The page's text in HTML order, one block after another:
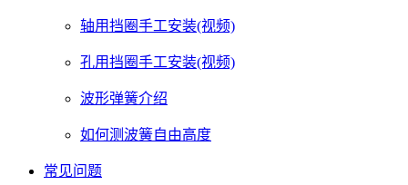
轴用挡圈手工安装(视频)
孔用挡圈手工安装(视频)
波形弹簧介绍
如何测波簧自由高度
常见问题